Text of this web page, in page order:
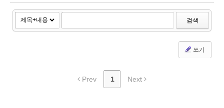
검색
쓰기
Prev 1 Next